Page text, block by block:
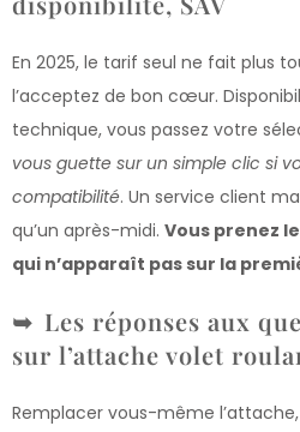
En 2025, le tarif seul ne fait plus
l’acceptez de bon cœur.
technique, vous passez votre
vous guette sur un simple clic si
compatibilité. Un service client
qu’un après-midi. Vous prenez
qui n’apparaît pas sur la
Les réponses aux
sur l’attache volet
Remplacer vous-même